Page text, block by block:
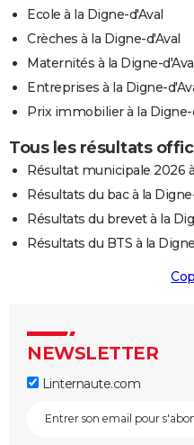
Ecole à la Digne-d'Aval
Crèches à la Digne-d'Aval
Maternités à la Digne-
Entreprises à la Digne-
Prix immobilier à la Digne-
Tous les résultats
Résultat municipale 2026
Résultats du bac à la
Résultats du brevet à la
Résultats du BTS à la
NEWSLETTER
Linternaute.com